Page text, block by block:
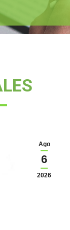
Ago
6
2026